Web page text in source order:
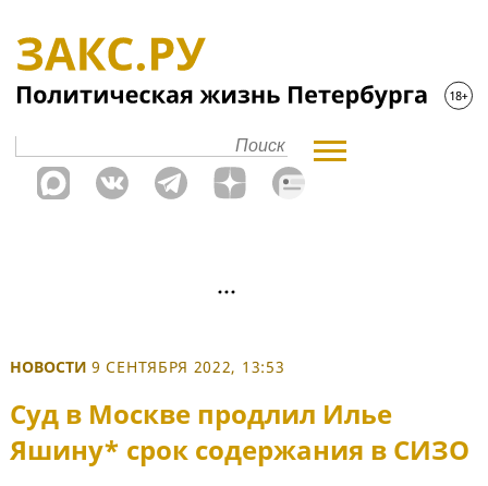
НОВОСТИ 9 СЕНТЯБРЯ 2022, 13:53
Суд в Москве продлил Илье
Яшину* срок содержания в СИЗО